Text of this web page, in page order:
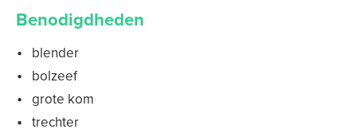
Benodigdheden
blender
bolzeef
grote kom
trechter